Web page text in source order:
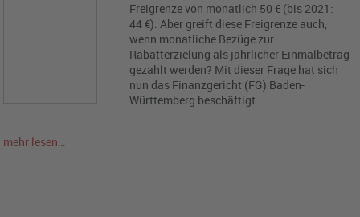
Freigrenze von monatlich 50 € (bis 2021:
44 €). Aber greift diese Freigrenze auch,
wenn monatliche Bezüge zur
Rabatterzielung als jährlicher Einmalbetrag
gezahlt werden? Mit dieser Frage hat sich
nun das Finanzgericht (FG) Baden-
Württemberg beschäftigt.
mehr lesen…